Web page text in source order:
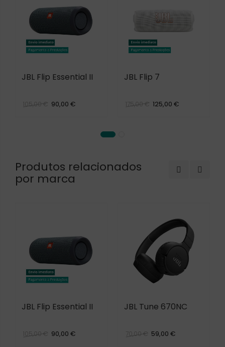
JBL Flip Essential II
105,00 € 90,00 €
JBL Flip 7
175,00 € 125,00 €
Produtos relacionados
por marca
JBL Flip Essential II
105,00 € 90,00 €
JBL Tune 670NC
70,00 € 59,00 €